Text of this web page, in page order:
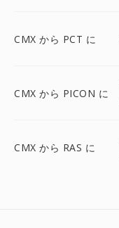
CMX から PCT に
CMX から PICON に
CMX から RAS に